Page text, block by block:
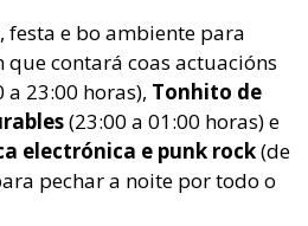
festa e bo ambiente para
contará coas actuacións
a 23:00 horas), Tonhito de
(23:00 a 01:00 horas)e
electrónica e punk rock(de
pechar a noite por todo o